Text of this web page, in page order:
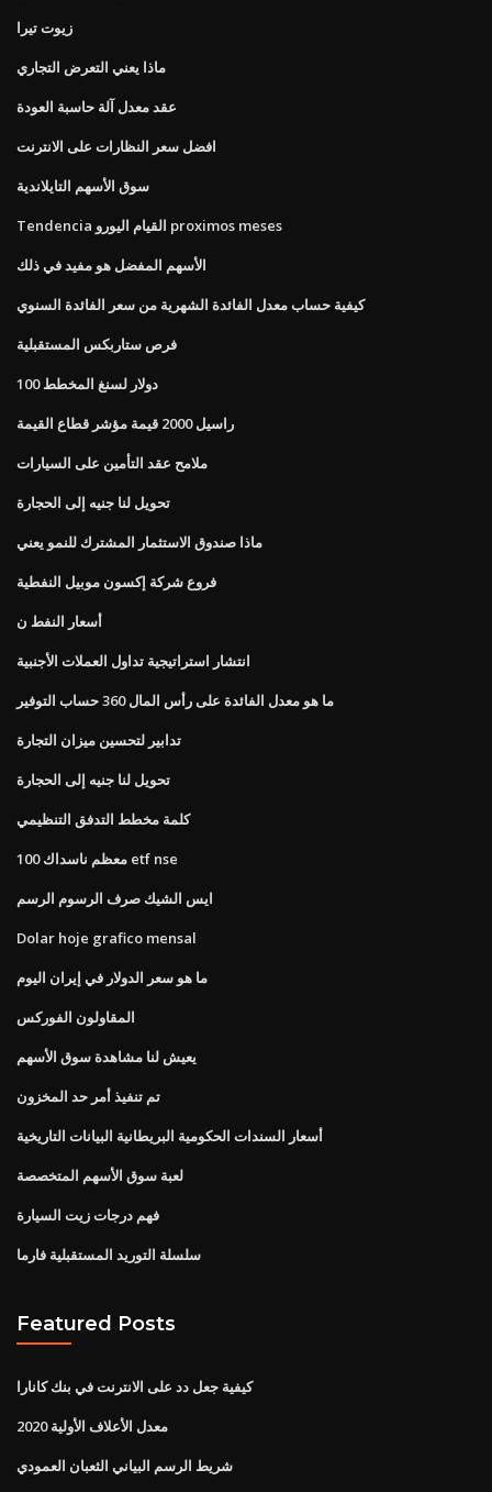
زيوت تيرا
ماذا يعني التعرض التجاري
عقد معدل آلة حاسبة العودة
افضل سعر النظارات على الانترنت
سوق الأسهم التايلاندية
Tendencia القيام اليورو proximos meses
الأسهم المفضل هو مفيد في ذلك
كيفية حساب معدل الفائدة الشهرية من سعر الفائدة السنوي
فرص ستاربكس المستقبلية
100 دولار لسنغ المخطط
راسيل 2000 قيمة مؤشر قطاع القيمة
ملامح عقد التأمين على السيارات
تحويل لنا جنيه إلى الحجارة
ماذا صندوق الاستثمار المشترك للنمو يعني
فروع شركة إكسون موبيل النفطية
أسعار النفط ن
انتشار استراتيجية تداول العملات الأجنبية
ما هو معدل الفائدة على رأس المال 360 حساب التوفير
تدابير لتحسين ميزان التجارة
تحويل لنا جنيه إلى الحجارة
كلمة مخطط التدفق التنظيمي
معظم ناسداك 100 etf nse
ايس الشيك صرف الرسوم الرسم
Dolar hoje grafico mensal
ما هو سعر الدولار في إيران اليوم
المقاولون الفوركس
يعيش لنا مشاهدة سوق الأسهم
تم تنفيذ أمر حد المخزون
أسعار السندات الحكومية البريطانية البيانات التاريخية
لعبة سوق الأسهم المتخصصة
فهم درجات زيت السيارة
سلسلة التوريد المستقبلية فارما
Featured Posts
كيفية جعل دد على الانترنت في بنك كانارا
معدل الأعلاف الأولية 2020
شريط الرسم البياني الثعبان العمودي